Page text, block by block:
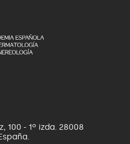
100 - 1º izda. 28008